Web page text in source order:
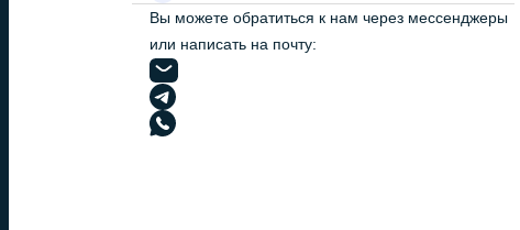
Вы можете обратиться к нам через мессенджеры
или написать на почту: